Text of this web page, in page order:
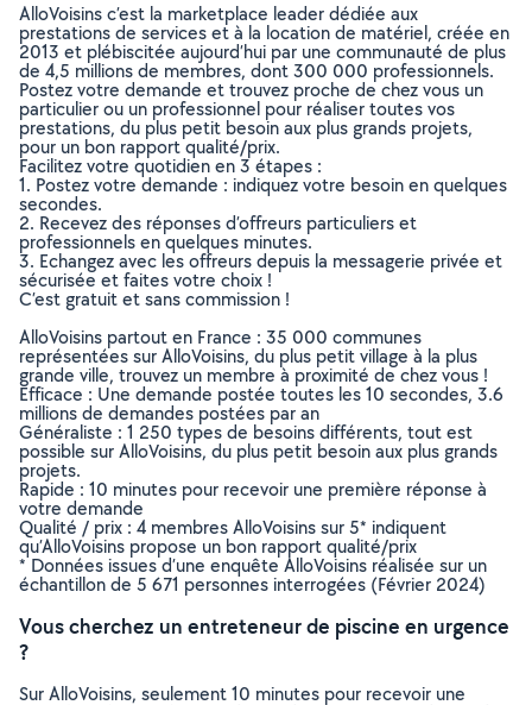
AlloVoisins c’est la marketplace leader dédiée aux
prestations de services et à la location de matériel, créée en
2013 et plébiscitée aujourd’hui par une communauté de plus
de 4,5 millions de membres, dont 300 000 professionnels.
Postez votre demande et trouvez proche de chez vous un
particulier ou un professionnel pour réaliser toutes vos
prestations, du plus petit besoin aux plus grands projets,
pour un bon rapport qualité/prix.
Facilitez votre quotidien en 3 étapes :
1. Postez votre demande : indiquez votre besoin en quelques
secondes.
2. Recevez des réponses d’offreurs particuliers et
professionnels en quelques minutes.
3. Echangez avec les offreurs depuis la messagerie privée et
sécurisée et faites votre choix !
C’est gratuit et sans commission !
AlloVoisins partout en France : 35 000 communes
représentées sur AlloVoisins, du plus petit village à la plus
grande ville, trouvez un membre à proximité de chez vous !
Efficace : Une demande postée toutes les 10 secondes, 3.6
millions de demandes postées par an
Généraliste : 1 250 types de besoins différents, tout est
possible sur AlloVoisins, du plus petit besoin aux plus grands
projets.
Rapide : 10 minutes pour recevoir une première réponse à
votre demande
Qualité / prix : 4 membres AlloVoisins sur 5* indiquent
qu’AlloVoisins propose un bon rapport qualité/prix
* Données issues d’une enquête AlloVoisins réalisée sur un
échantillon de 5 671 personnes interrogées (Février 2024)
Vous cherchez un entreteneur de piscine en urgence
?
Sur AlloVoisins, seulement 10 minutes pour recevoir une